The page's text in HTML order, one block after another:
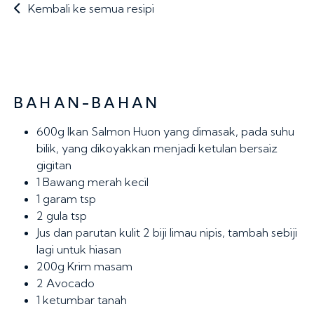
Kembali ke semua resipi
BAHAN-BAHAN
600g Ikan Salmon Huon yang dimasak, pada suhu
bilik, yang dikoyakkan menjadi ketulan bersaiz
gigitan
1 Bawang merah kecil
1 garam tsp
2 gula tsp
Jus dan parutan kulit 2 biji limau nipis, tambah sebiji
lagi untuk hiasan
200g Krim masam
2 Avocado
1 ketumbar tanah